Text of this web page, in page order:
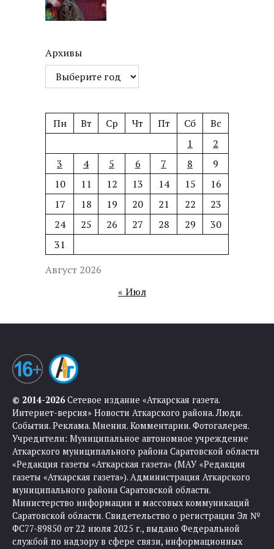
Архивы
Август 2026
Пн Вт Ср Чт Пт Сб
Вс
1
2
3
4 5 6 7 8
9
10
11 12 13 14 15
16
17
18 19 20 21 22
23
24
25 26 27 28 29
30
31
« Июл
© 2014-2026Сетевое издание «Аткарская газета.
Интернет-версия» Новости Аткарского района. Люди.
События. Реклама. Мнения. Комментарии. Фотогалерея.
Учредители: Муниципальное автономное учреждение
Аткарского муниципального района Саратовской области
«Редакция газеты «Аткарская газета» (МАУ «Редакция
газеты «Аткарская газета»). Администрация Аткарского
муниципального района Саратовской области.
Министерство информации и массовых коммуникаций
Саратовской области. Свидетельство о регистрации Эл №
ФС77-89850 от 22 июля 2025 г., выдано Федеральной
службой по надзору в сфере связи, информационных